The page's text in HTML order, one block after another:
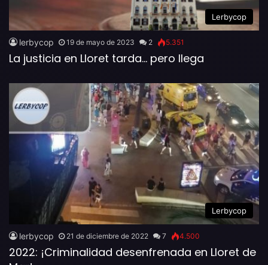
Lerbycop
lerbycop 19 de mayo de 2023 2 5.351
La justicia en Lloret tarda… pero llega
Lerbycop
lerbycop 21 de diciembre de 2022 7 4.500
2022: ¡Criminalidad desenfrenada en Lloret de